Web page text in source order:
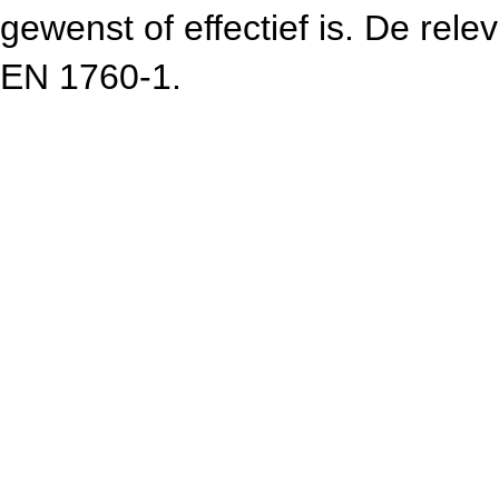
gewenst of effectief is. De
EN 1760-1.